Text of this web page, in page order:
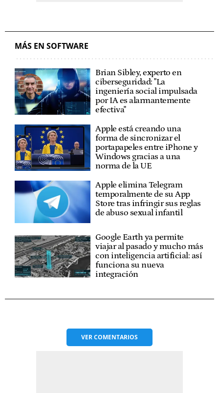
MÁS EN SOFTWARE
Brian Sibley, experto en
ciberseguridad: "La
ingeniería social impulsada
por IA es alarmantemente
efectiva"
Apple está creando una
forma de sincronizar el
portapapeles entre iPhone y
Windows gracias a una
norma de la UE
Apple elimina Telegram
temporalmente de su App
Store tras infringir sus reglas
de abuso sexual infantil
Google Earth ya permite
viajar al pasado y mucho más
con inteligencia artificial: así
funciona su nueva
integración
VERCOMENTARIOS